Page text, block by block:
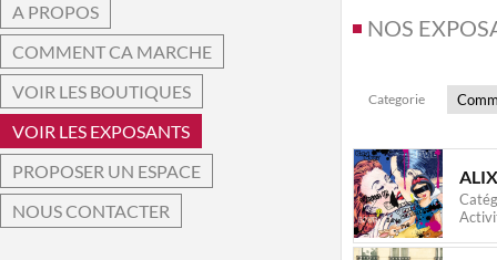
A PROPOS
COMMENT CA MARCHE
VOIR LES BOUTIQUES
VOIR LES EXPOSANTS
PROPOSER UN ESPACE
NOUS CONTACTER
NOS
Categorie